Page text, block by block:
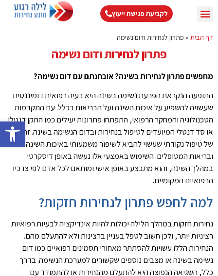
לקביעת פגישת ייעוץ
דף הבית » פתרון לנחירות ודום נשימה
פתרון לנחירות ודום נשימה
מחפשים פתרון לנחירות בשינה? אובחנתם עם דום נשימה?
התופעה הנקראת הפרעת נשימה בשינה היא בעיה רפואית דומיננטית
שעשויה להשפיע על איכות השינה ועל הבריאות בכלל. עם התקדמות
הטכנולוגיה והמחקר הרפואי, התפתחו פתרונות יעילים כמו התקן דנטלי
או סד דנטלי המיועדים לטיפול בנחירות ובדום הנשימה בשינה. זהו סוג
של טיפול נקודתי שעשוי להביא לשיפור משמעותי באיכות השינה
ובריאות המטופלים. השימוש באמצעי אלו נעשה באופן דיסקרטי
במהלך השינה, והוא מתבצע באופן אישי ומותאם לכל אדם לפי צרכיו
הרפואיים המקומיים.
למה לחפש פתרון לנחירות חזקות?
נחירות חזקות במהלך הלילה יכולות להיות אינדיקציה לבעיות רפואיות
רציניות יותר, ולכן חשוב לטפל בעניין ברצינות ולא להתעלם מהם.
הנחירות הללו עשויות להסתתר מאחורי תסמינים רפואיים כמו דום
נשימה בשינה או מצבים נוספים שקשורים למערכת הנשימה. בדרך
כלל, השגיאה הנפוצה היא להתעלם מהנחירות או להתמודד עם
פתח